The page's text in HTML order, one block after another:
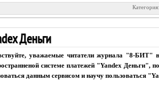
Категория:
Деньги
уважаемые читатели журнала "8-БИТ"
системе платежей "Yandex Деньги",
данным сервисом и научу пользоваться